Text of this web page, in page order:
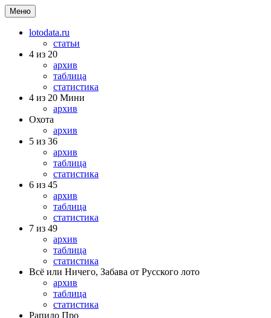
Меню
lotodata.ru
статьи
4 из 20
архив
таблица
статистика
4 из 20 Мини
архив
Охота
архив
5 из 36
архив
таблица
статистика
6 из 45
архив
таблица
статистика
7 из 49
архив
таблица
статистика
Всё или Ничего, Забава от Русского лото
архив
таблица
статистика
Рапидо Про